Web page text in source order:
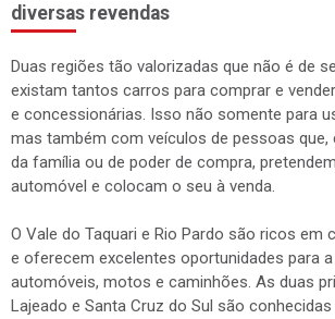
diversas revendas
Duas regiões tão valorizadas que não é de
existam tantos carros para comprar e
e concessionárias. Isso não somente para
mas também com veículos de pessoas
da família ou de poder de compra,
automóvel e colocam o seu à venda.
O Vale do Taquari e Rio Pardo são ricos em
e oferecem excelentes oportunidades para
automóveis, motos e caminhões. As duas
Lajeado e Santa Cruz do Sul são